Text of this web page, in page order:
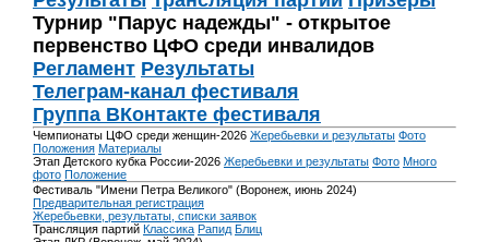
Турнир "Парус надежды" - открытое
первенство ЦФО среди инвалидов
Регламент Результаты
Телеграм-канал фестиваля
Группа ВКонтакте фестиваля
Чемпионаты ЦФО среди женщин-2026 Жеребьевки и результаты Фото
Положения Материалы
Этап Детского кубка России-2026 Жеребьевки и результаты Фото Много
фото Положение
Фестиваль "Имени Петра Великого" (Воронеж, июнь 2024)
Предварительная регистрация
Жеребьевки, результаты, списки заявок
Трансляция партий Классика Рапид Блиц